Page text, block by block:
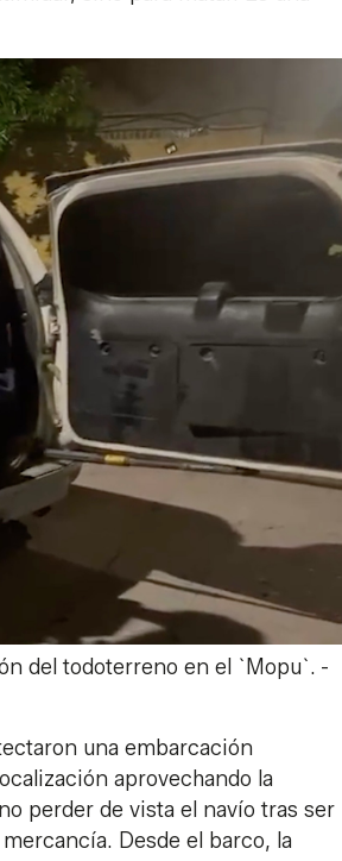
del todoterreno en el `Mopu`. -
una embarcación
aprovechando la
perder de vista el navío tras ser
Desde el barco, la